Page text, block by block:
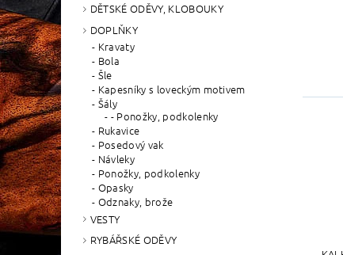
DĚTSKÉ ODĚVY, KLOBOUKY
DOPLŇKY
Kravaty
Bola
Šle
Kapesníky s loveckým motivem
Šály
- Ponožky, podkolenky
Rukavice
Posedový vak
Návleky
Ponožky, podkolenky
Opasky
Odznaky, brože
VESTY
RYBÁŘSKÉ ODĚVY